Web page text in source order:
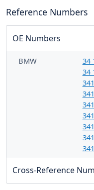
Reference Numbers
OE Numbers
BMW 34
34
Cross-Reference